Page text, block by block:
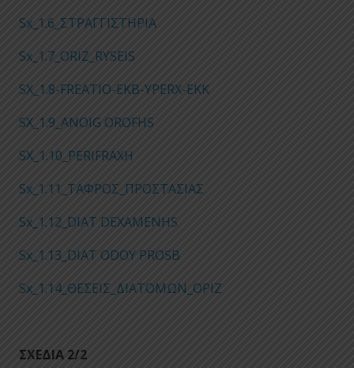
Sx_1.6_ΣΤΡΑΓΓΙΣΤΗΡΙΑ
Sx_1.7_ORIZ_RYSEIS
SX_1.8-FREATIO-EKB-YPERX-EKK
SX_1.9_ANOIG OROFHS
SX_1.10_PERIFRAXH
Sx_1.11_ΤΑΦΡΟΣ_ΠΡΟΣΤΑΣΙΑΣ
Sx_1.12_DIAT DEXAMENHS
Sx_1.13_DIAT ODOY PROSB
Sx_1.14_ΘΕΣΕΙΣ_ΔΙΑΤΟΜΩΝ_ΟΡΙΖ
ΣΧΕΔΙΑ 2/2